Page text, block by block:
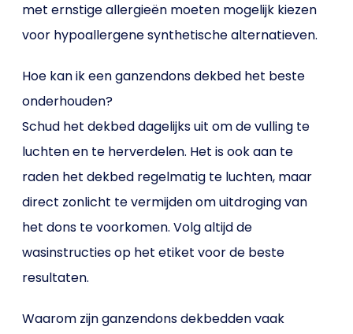
met ernstige allergieën moeten mogelijk kiezen
voor hypoallergene synthetische alternatieven.
Hoe kan ik een ganzendons dekbed het beste
onderhouden?
Schud het dekbed dagelijks uit om de vulling te
luchten en te herverdelen. Het is ook aan te
raden het dekbed regelmatig te luchten, maar
direct zonlicht te vermijden om uitdroging van
het dons te voorkomen. Volg altijd de
wasinstructies op het etiket voor de beste
resultaten.
Waarom zijn ganzendons dekbedden vaak